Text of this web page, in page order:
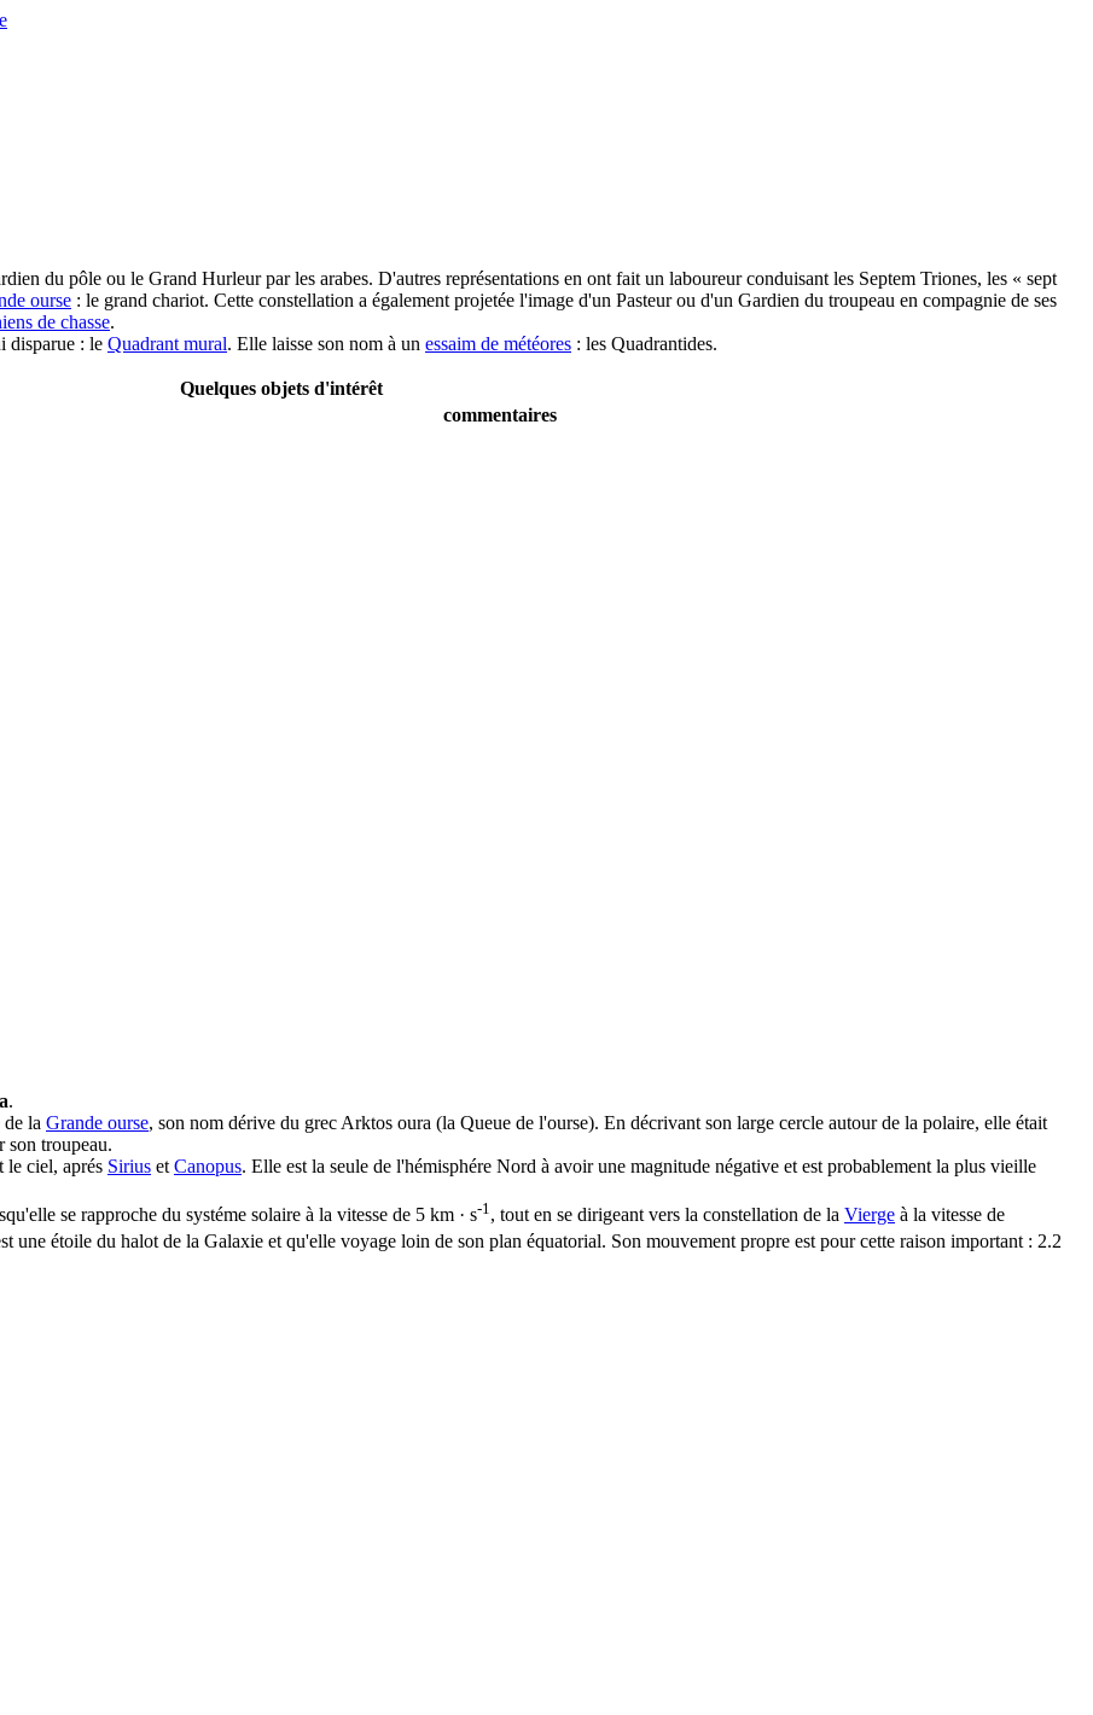
du pôle ou le Grand Hurleur par les arabes. D'autres représentations en ont fait un laboureur conduisant les Septem Triones, les « sept
ourse : le grand chariot. Cette constellation a également projetée l'image d'un Pasteur ou d'un Gardien du troupeau en compagnie de ses
de chasse.
disparue : le Quadrant mural. Elle laisse son nom à un essaim de météores : les Quadrantides.
Quelques objets d'intérêt
commentaires
.
la Grande ourse, son nom dérive du grec Arktos oura (la Queue de l'ourse). En décrivant son large cercle autour de la polaire, elle était
son troupeau.
le ciel, aprés Sirius et Canopus. Elle est la seule de l'hémisphére Nord à avoir une magnitude négative et est probablement la plus vieille
se rapproche du systéme solaire à la vitesse de 5 km · s-1 , tout en se dirigeant vers la constellation de la Vierge à la vitesse de
une étoile du halot de la Galaxie et qu'elle voyage loin de son plan équatorial. Son mouvement propre est pour cette raison important : 2.2